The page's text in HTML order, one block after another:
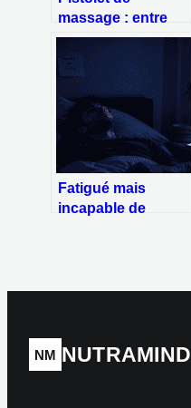
massage : entre
gain de
récupération et
risque de blessure,
l’avis des kinés
Fatigué mais
incapable de
sabotent votre
NM NUTRAMIND